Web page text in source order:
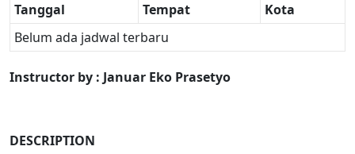
Tanggal Tempat
Kota
Belum ada jadwal terbaru
Instructor by : Januar Eko Prasetyo
DESCRIPTION